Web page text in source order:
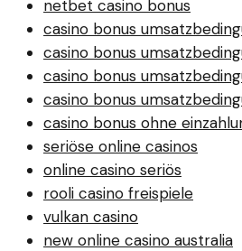
netbet casino bonus
casino bonus
casino bonus
casino bonus
casino bonus
casino bonus ohne
seriöse online casinos
online casino seriös
rooli casino freispiele
vulkan casino
new online casino australia